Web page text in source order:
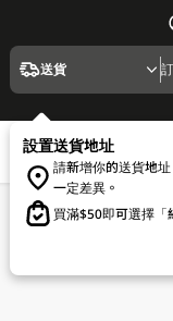
送貨
設置送貨地址
請新增你的送貨地
一定差異。
買滿$50即可選擇「